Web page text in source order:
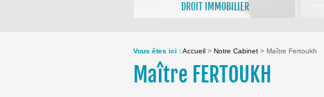
DROIT IMMOBILIER
Vous êtes ici :Accueil > Notre Cabinet > Maître Fertoukh
Maître FERTOUKH